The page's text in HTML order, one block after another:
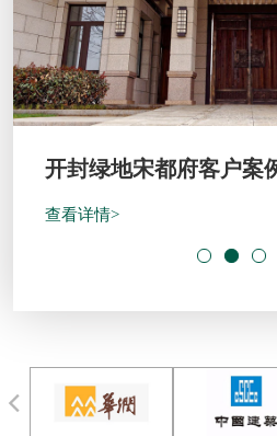
开封绿地宋都府客户案
查看详情>